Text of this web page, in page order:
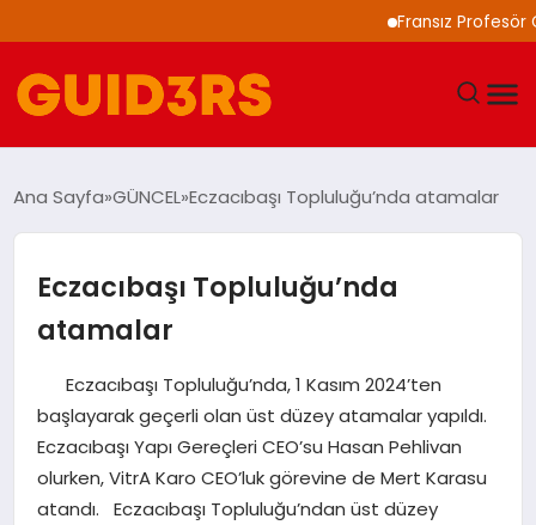
Fransız Profesör Collin:
YAŞAM
TEKNOLOJI
SAĞLIK
EKONOMI
Ana Sayfa GÜNCEL Eczacıbaşı Topluluğu’nda atamalar
Eczacıbaşı Topluluğu’nda
atamalar
Eczacıbaşı Topluluğu’nda, 1 Kasım 2024’ten
başlayarak geçerli olan üst düzey atamalar yapıldı.
Eczacıbaşı Yapı Gereçleri CEO’su Hasan Pehlivan
olurken, VitrA Karo CEO’luk görevine de Mert Karasu
atandı. Eczacıbaşı Topluluğu’ndan üst düzey